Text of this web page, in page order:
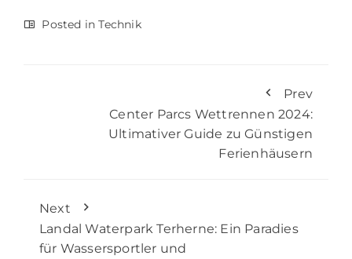
Posted inTechnik
Prev
Center Parcs Wettrennen 2024:
Ultimativer Guide zu Günstigen
Ferienhäusern
Next
Landal Waterpark Terherne: Ein Paradies
für Wassersportler und